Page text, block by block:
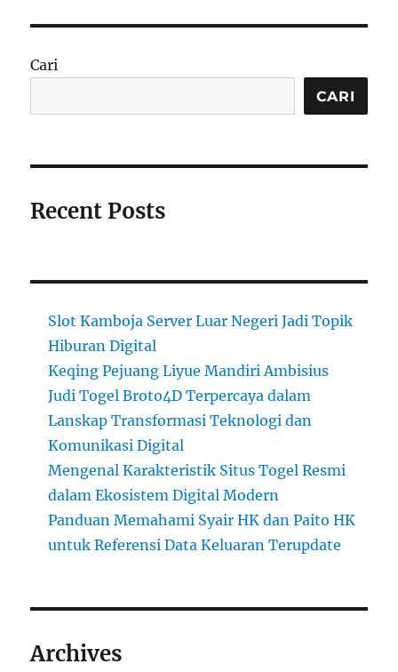
Cari
CARI
Recent Posts
Slot Kamboja Server Luar Negeri Jadi Topik
Hiburan Digital
Keqing Pejuang Liyue Mandiri Ambisius
Judi Togel Broto4D Terpercaya dalam
Lanskap Transformasi Teknologi dan
Komunikasi Digital
Mengenal Karakteristik Situs Togel Resmi
dalam Ekosistem Digital Modern
Panduan Memahami Syair HK dan Paito HK
untuk Referensi Data Keluaran Terupdate
Archives